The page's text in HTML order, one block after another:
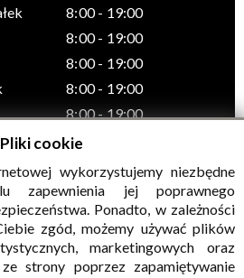
8:00 - 19:00
8:00 - 19:00
8:00 - 19:00
8:00 - 19:00
8:00 - 19:00
Gminny Ośrodek Kultury w
Sadownem
Pliki cookie
wykorzystujemy niezbędne
jej poprawnego
Ponadto, w zależności
zgód, możemy używać plików
marketingowych oraz
strony poprzez zapamiętywanie